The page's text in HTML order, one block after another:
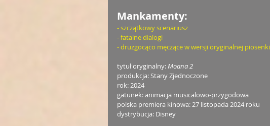
Mankamenty:
- szczątkowy scenariusz
- fatalne dialogi
- druzgocąco męczące w wersji oryginalnej piosenki
tytuł oryginalny: Moana 2
produkcja: Stany Zjednoczone
rok: 2024
gatunek: animacja musicalowo-przygodowa
polska premiera kinowa: 27 listopada 2024 roku
dystrybucja: Disney